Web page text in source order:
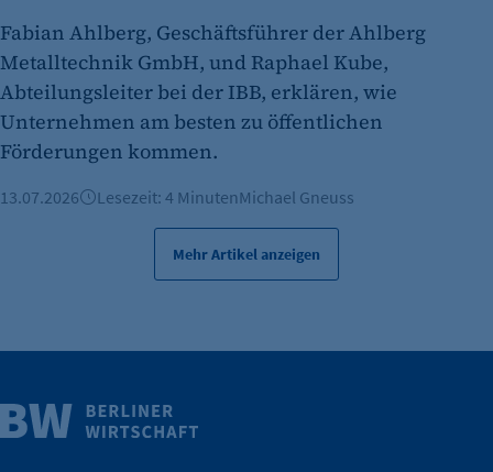
Wirtschaft.
Weitere Infos
Fabian Ahlberg, Geschäftsführer der Ahlberg
Metalltechnik GmbH, und Raphael Kube,
Abteilungsleiter bei der IBB, erklären, wie
Unternehmen am besten zu öffentlichen
Förderungen kommen.
13.07.2026 Lesezeit: 4 MinutenMichael Gneuss
Mehr Artikel anzeigen